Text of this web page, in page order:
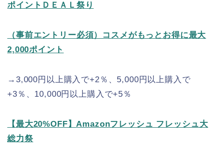
ポイントＤＥＡＬ祭り
（事前エントリー必須）コスメがもっとお得に最大
2,000ポイント
→3,000円以上購入で+2％、5,000円以上購入で
+3％、10,000円以上購入で+5％
【最大20%OFF】Amazonフレッシュ フレッシュ大
総力祭